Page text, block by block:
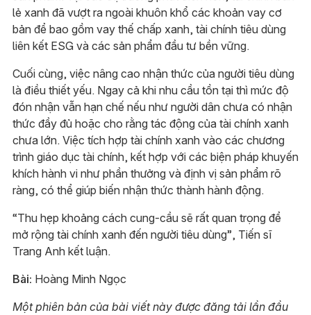
lẻ xanh đã vượt ra ngoài khuôn khổ các khoản vay cơ
bản để bao gồm vay thế chấp xanh, tài chính tiêu dùng
liên kết ESG và các sản phẩm đầu tư bền vững.
Cuối cùng, việc nâng cao nhận thức của người tiêu dùng
là điều thiết yếu. Ngay cả khi nhu cầu tồn tại thì mức độ
đón nhận vẫn hạn chế nếu như người dân chưa có nhận
thức đầy đủ hoặc cho rằng tác động của tài chính xanh
chưa lớn. Việc tích hợp tài chính xanh vào các chương
trình giáo dục tài chính, kết hợp với các biện pháp khuyến
khích hành vi như phần thưởng và định vị sản phẩm rõ
ràng, có thể giúp biến nhận thức thành hành động.
“Thu hẹp khoảng cách cung-cầu sẽ rất quan trọng để
mở rộng tài chính xanh đến người tiêu dùng”, Tiến sĩ
Trang Anh kết luận.
Bài: Hoàng Minh Ngọc
Một phiên bản của bài viết này được đăng tải lần đầu